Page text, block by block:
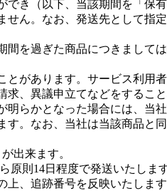
き（以下、当該期間を「保
ん。なお、発送先として指
を過ぎた商品につきまして
があります。サービス利用
、異議申立てなどをするこ
らかとなった場合には、当
。なお、当社は当該商品と
出来ます。
原則14日程度で発送いたしま
、追跡番号を反映いたしま